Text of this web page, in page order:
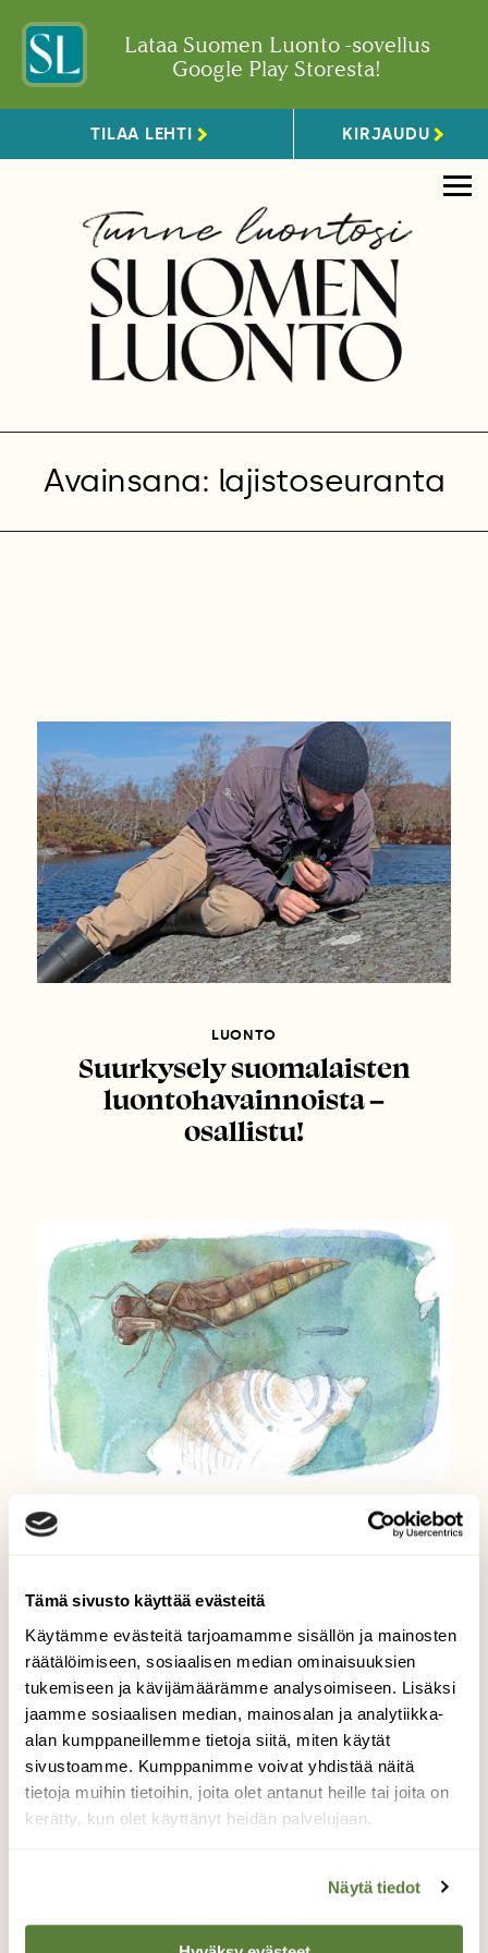
Tämä sivusto käyttää evästeitä
Käytämme evästeitä tarjoamamme sisällön ja mainosten
räätälöimiseen, sosiaalisen median ominaisuuksien
tukemiseen ja kävijämäärämme analysoimiseen. Lisäksi
jaamme sosiaalisen median, mainosalan ja analytiikka-
alan kumppaneillemme tietoja siitä, miten käytät
sivustoamme. Kumppanimme voivat yhdistää näitä
tietoja muihin tietoihin, joita olet antanut heille tai joita on
kerätty, kun olet käyttänyt heidän palvelujaan.
Näytä tiedot
Lataa Suomen Luonto -sovellus
Google Play Storesta!
TILAA LEHTI KIRJAUDU
Avainsana: lajistoseuranta
LUONTO
Suurkysely suomalaisten
luontohavainnoista –
osallistu!
rantaveden elämää